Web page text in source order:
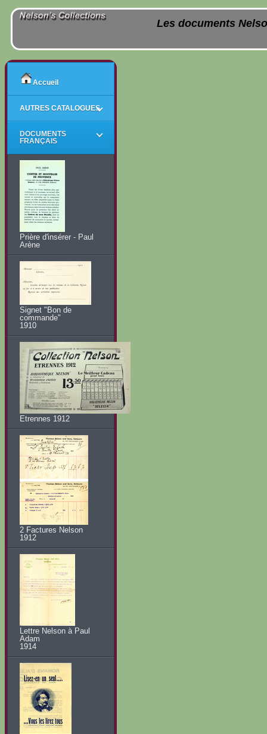
Les documents
Accueil
AUTRES CATALOGUES
DOCUMENTS
FRANÇAIS
Prière d'insérer - Paul
Arène
Signet "Bon de
commande"
1910
Etrennes 1912
2 Factures Nelson
1912
Lettre Nelson à Paul
Adam
1914